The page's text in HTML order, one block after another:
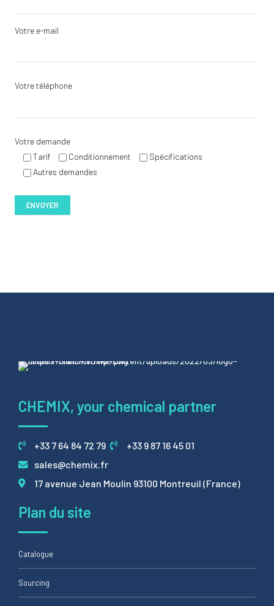
Votre e-mail
Votre téléphone
Votre demande
Tarif
Conditionnement
Spécifications
Autres demandes
CHEMIX, your chemical partner
+33 7 64 84 72 79
+33 9 87 16 45 01
sales@chemix.fr
17 avenue Jean Moulin 93100 Montreuil (France)
Plan du site
Catalogue
Sourcing